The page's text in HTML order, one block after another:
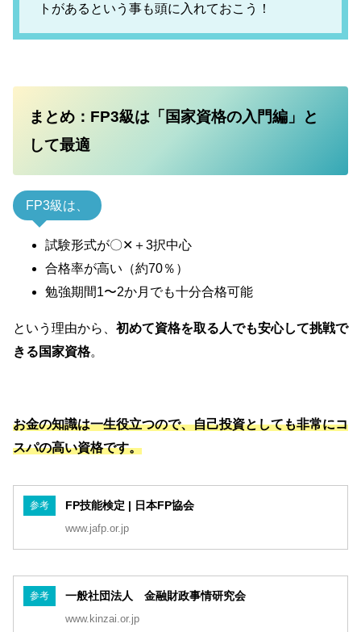
トがあるという事も頭に入れておこう！
まとめ：FP3級は「国家資格の入門編」と
して最適
FP3級は、
試験形式が〇✕＋3択中心
合格率が高い（約70％）
勉強期間1〜2か月でも十分合格可能
という理由から、 初めて資格を取る人でも安心して挑戦で
きる国家資格。
お金の知識は一生役立つので、自己投資としても非常にコ
スパの高い資格です。
参考 FP技能検定 | 日本FP協会
www.jafp.or.jp
参考 一般社団法人 金融財政事情研究会
www.kinzai.or.jp